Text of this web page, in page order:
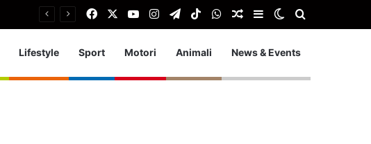
FacebookYou TubeInstagram
TelegramTikTokWhatsApp
Articolo Random
Barra laterale
Cambia aspetto
Lifestyle Sport Motori Animali News & Events